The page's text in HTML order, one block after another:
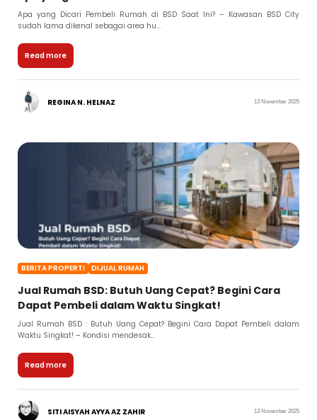
Apa yang Dicari Pembeli Rumah di BSD Saat Ini? – Kawasan BSD City
sudah lama dikenal sebagai area hu...
Read more
REGINA N. HELNAZ 13 November 2025
BERITA PROPERTI DIJUAL RUMAH
Jual Rumah BSD: Butuh Uang Cepat? Begini Cara
Dapat Pembeli dalam Waktu Singkat!
Jual Rumah BSD : Butuh Uang Cepat? Begini Cara Dapat Pembeli dalam
Waktu Singkat! – Kondisi mendesak...
Read more
SITI AISYAH AYYA AZ ZAHIR 13 November 2025